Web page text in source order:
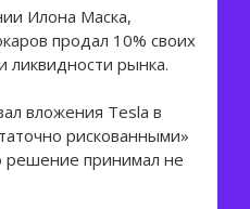
Илона Маска,
продал 10% своих
ликвидности рынка.
вложения Tesla в
рискованными»
решение принимал не